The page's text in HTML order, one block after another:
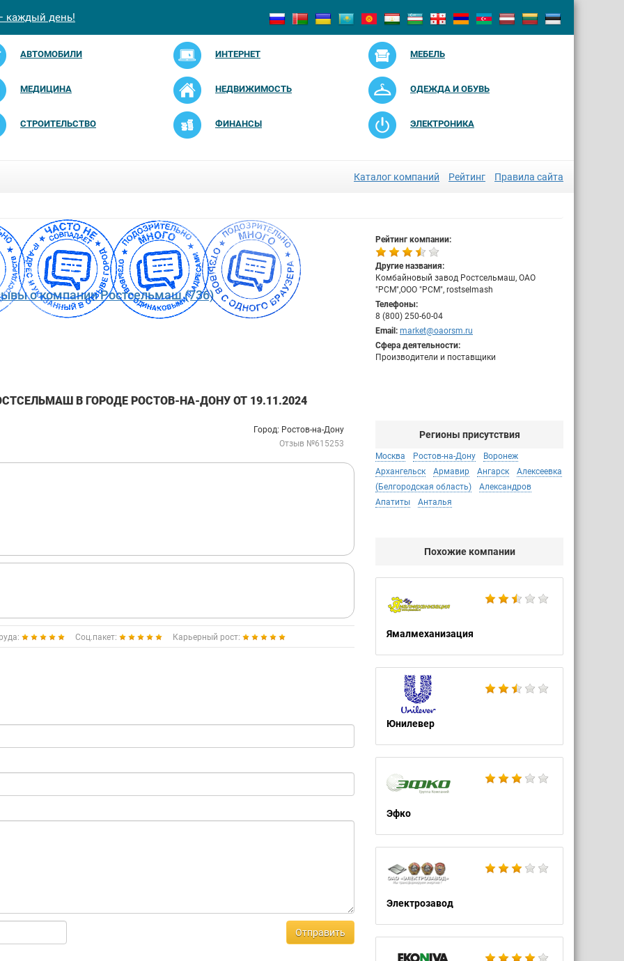
каждый день!
АВТОМОБИЛИ ИНТЕРНЕТ МЕБЕЛЬ
МЕДИЦИНА НЕДВИЖИМОСТЬ ОДЕЖДА И ОБУВЬ
СТРОИТЕЛЬСТВО ФИНАНСЫ ЭЛЕКТРОНИКА
Каталог компаний Рейтинг Правила сайта
о компании Ростсельмаш (736)
Рейтинг компании:
Другие названия:
Комбайновый завод Ростсельмаш, ОАО
"РСМ",ООО "РСМ", rostselmash
Телефоны:
8 (800) 250-60-04
Email: market@oaorsm.ru
Сфера деятельности:
Производители и поставщики
В ГОРОДЕ РОСТОВ-НА-ДОНУ ОТ 19.11.2024
Город: Ростов-на-Дону
Отзыв №615253
Соц.пакет: Карьерный рост:
Отправить
Регионы присутствия
Москва Ростов-на-Дону
Воронеж
Архангельск
Армавир Ангарск
Алексеевка
(Белгородская область)
Александров
Апатиты
Анталья
Похожие компании
Ямалмеханизация
Юнилевер
Эфко
Электрозавод